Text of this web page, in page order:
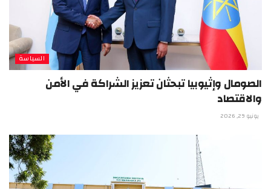
السياسة
الصومال وإثيوبيا تبحثان تعزيز الشراكة في الأمن
والاقتصاد
يونيو 29, 2026